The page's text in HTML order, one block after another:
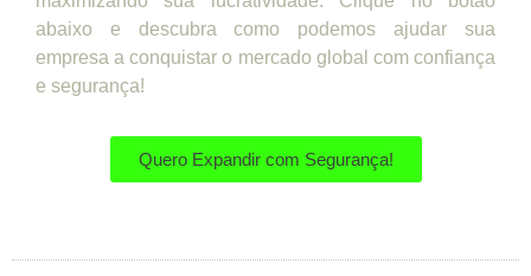
abaixo e descubra como podemos ajudar sua
empresa a conquistar o mercado global com confiança
e segurança!
Quero Expandir com Segurança!